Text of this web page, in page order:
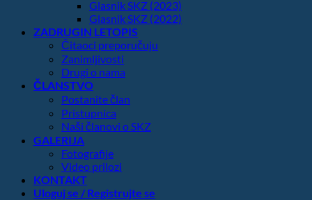
Glasnik SKZ (2023)
Glasnik SKZ (2022)
ZADRUGIN LETOPIS
Čitaoci preporučuju
Zanimljivosti
Drugi o nama
ČLANSTVO
Postanite član
Pristupnica
Naši članovi o SKZ
GALERIJA
Fotografije
Video prilozi
KONTAKT
Uloguj se / Registrujte se